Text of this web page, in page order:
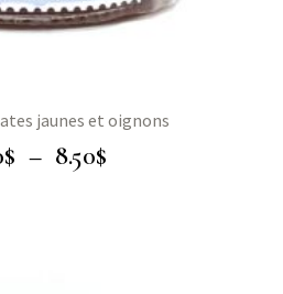
jaunes et oignons
$ – 8.50$